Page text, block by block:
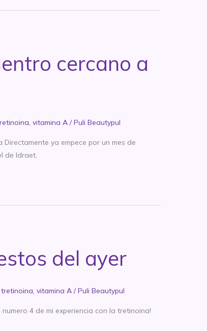
cercano a
, vitamina A /Puli Beautypul
ya empece por un mes de
de Idraet,
del ayer
tretinoina, vitamina A /Puli Beautypul
4 de mi experiencia con la tretinoina!